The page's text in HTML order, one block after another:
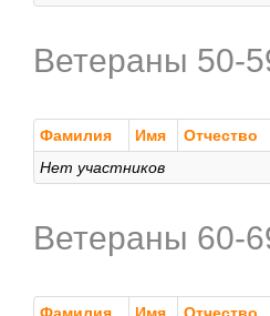
Ветераны 50-
Фамилия Имя Отчество
Нет участников
Ветераны 60-